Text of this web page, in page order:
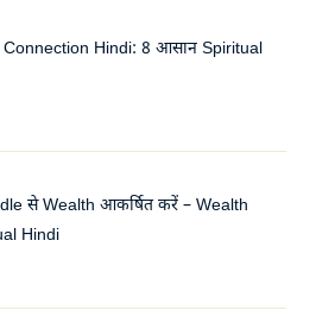
Hindi: 8 आसान Spiritual
से Wealth आकर्षित करें – Wealth
Hindi